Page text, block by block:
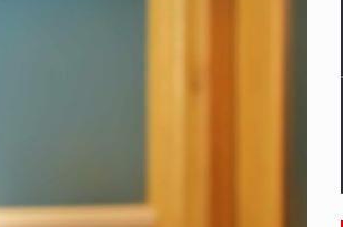
BUSINESS SCENE
IN ROMANIA
OSCAR – peste 500 de participanti